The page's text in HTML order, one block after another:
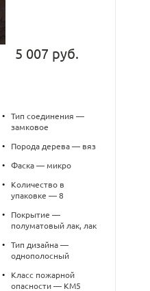
5 007 руб.
•
Тип соединения —
замковое
• Порода дерева — вяз
• Фаска — микро
•
Количество в
упаковке — 8
•
Покрытие —
полуматовый лак, лак
•
Тип дизайна —
однополосный
•
Класс пожарной
опасности — КМ5